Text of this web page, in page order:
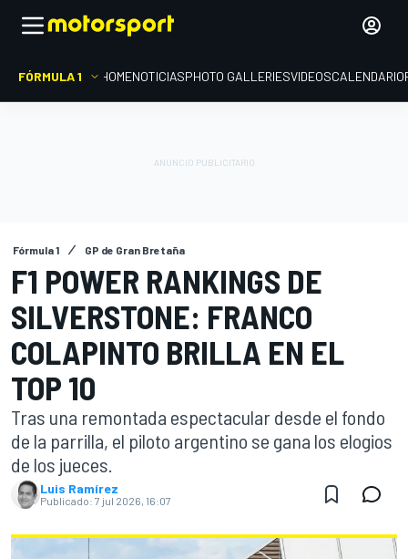
FÓRMULA 1 HOMENOTICIASPHOTO GALLERIESVIDEOSCALENDARIO
Fórmula 1 GP de Gran Bretaña
F1 POWER RANKINGS DE
SILVERSTONE: FRANCO
COLAPINTO BRILLA EN EL
TOP 10
Tras una remontada espectacular desde el fondo
de la parrilla, el piloto argentino se gana los elogios
de los jueces.
Luis Ramírez
Publicado: 7 jul 2026, 16:07